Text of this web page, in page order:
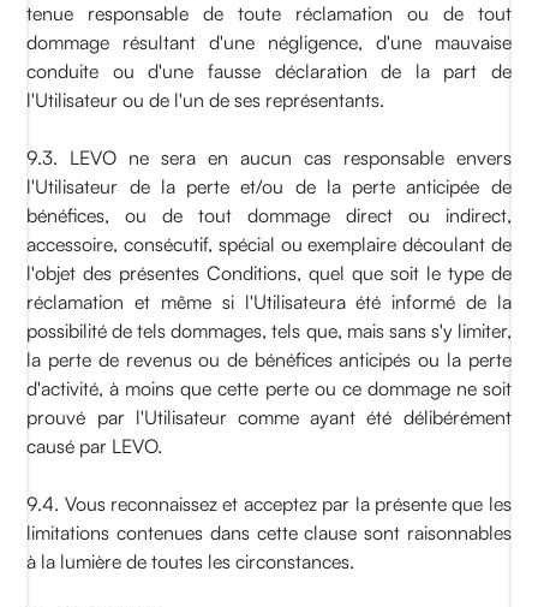
tenue responsable de toute réclamation ou de tout
dommage résultant d'une négligence, d'une mauvaise
conduite ou d'une fausse déclaration de la part de
l'Utilisateur ou de l'un de ses représentants.
9.3. LEVO ne sera en aucun cas responsable envers
l'Utilisateur de la perte et/ou de la perte anticipée de
bénéfices, ou de tout dommage direct ou indirect,
accessoire, consécutif, spécial ou exemplaire découlant de
l'objet des présentes Conditions, quel que soit le type de
réclamation et même si l'Utilisateura été informé de la
possibilité de tels dommages, tels que, mais sans s'y limiter,
la perte de revenus ou de bénéfices anticipés ou la perte
d'activité, à moins que cette perte ou ce dommage ne soit
prouvé par l'Utilisateur comme ayant été délibérément
causé par LEVO.
9.4. Vous reconnaissez et acceptez par la présente que les
limitations contenues dans cette clause sont raisonnables
à la lumière de toutes les circonstances.